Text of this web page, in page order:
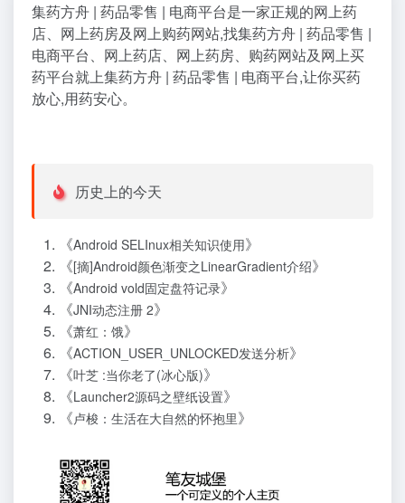
集药方舟 | 药品零售 | 电商平台是一家正规的网上药
店、网上药房及网上购药网站,找集药方舟 | 药品零售 |
电商平台、网上药店、网上药房、购药网站及网上买
药平台就上集药方舟 | 药品零售 | 电商平台,让你买药
放心,用药安心。
历史上的今天
《Android SELInux相关知识使用》
《[摘]Android颜色渐变之LinearGradient介绍》
《Android vold固定盘符记录》
《JNI动态注册 2》
《萧红：饿》
《ACTION_USER_UNLOCKED发送分析》
《叶芝 :当你老了(冰心版)》
《Launcher2源码之壁纸设置》
《卢梭：生活在大自然的怀抱里》